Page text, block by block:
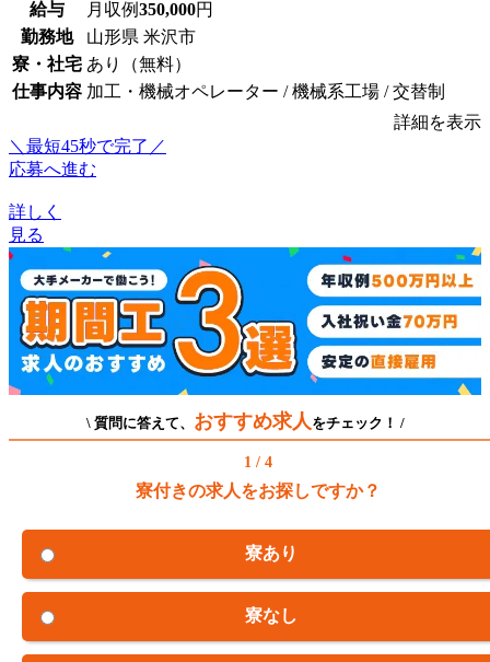
給与 月収例350,000円
勤務地
山形県 米沢市
寮・社宅 あり（無料）
仕事内容 加工・機械オペレーター / 機械系工場 / 交替制
詳細を表示
＼最短45秒で完了／
応募へ進む
詳しく
見る
\ 質問に答えて、 おすすめ求人 をチェック！ /
1 / 4
寮付きの求人をお探しですか？
寮あり
寮なし